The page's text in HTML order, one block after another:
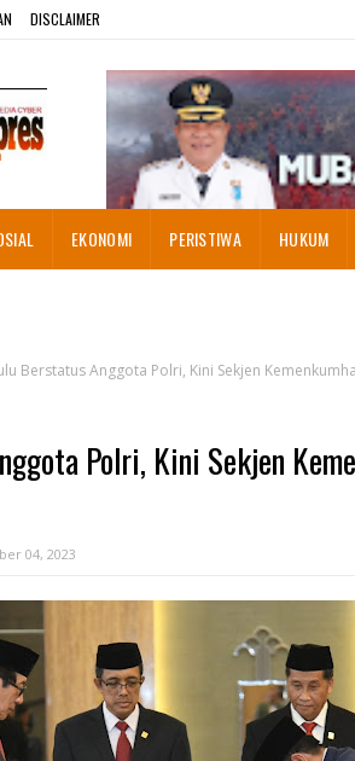
DISCLAIMER
EKONOMI PERISTIWA HUKUM
Berstatus Anggota Polri, Kini Sekjen
Polri, Kini Sekjen
04, 2023